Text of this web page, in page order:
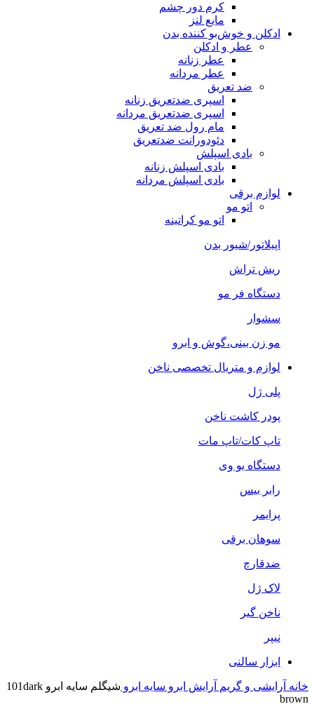
کرم دور چشم
مایع لنز
ادکلن و خوش‌بو کننده بدن
عطر و ادکلن
عطر زنانه
عطر مردانه
ضد تعریق
اسپری ضدتعریق زنانه
اسپری ضدتعریق مردانه
مام رول ضد تعریق
دئودورانت ضدتعریق
بادی اسپلش
بادی اسپلش زنانه
بادی اسپلش مردانه
لوازم برقی
اتو مو
اتو مو کراتینه
اپیلاتور/شیور بدن
ریش تراش
دستگاه فر مو
سشوار
مو زن بینی،گوش و ابرو
لوازم و متریال تخصصی ناخن
پلی ژل
پودر کاشت ناخن
تاپ کات/تاپ مات
دستگاه یو وی
رابر بیس
پرایمر
سوهان برقی
ضدقارچ
لاک ژل
ناخن گیر
نیپر
ابزار سالنی
خانه آرایشی و گریم آرایش ابرو سایه ابرو
شیگلم سایه ابرو 101dark
brown